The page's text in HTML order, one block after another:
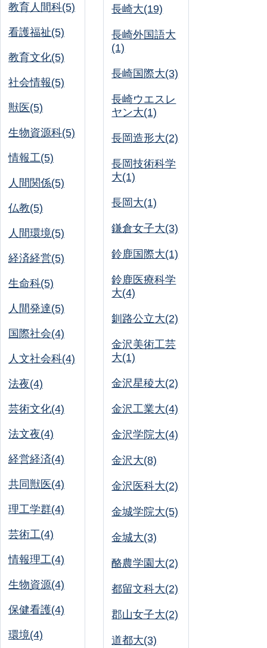
教育人間科(5)
看護福祉(5)
教育文化(5)
社会情報(5)
獣医(5)
生物資源科(5)
情報工(5)
人間関係(5)
仏教(5)
人間環境(5)
経済経営(5)
生命科(5)
人間発達(5)
国際社会(4)
人文社会科(4)
法夜(4)
芸術文化(4)
法文夜(4)
経営経済(4)
共同獣医(4)
理工学群(4)
芸術工(4)
情報理工(4)
生物資源(4)
保健看護(4)
環境(4)
長崎大(19)
長崎外国語大
(1)
長崎国際大(3)
長崎ウエスレ
ヤン大(1)
長岡造形大(2)
長岡技術科学
大(1)
長岡大(1)
鎌倉女子大(3)
鈴鹿国際大(1)
鈴鹿医療科学
大(4)
釧路公立大(2)
金沢美術工芸
大(1)
金沢星稜大(2)
金沢工業大(4)
金沢学院大(4)
金沢大(8)
金沢医科大(2)
金城学院大(5)
金城大(3)
酪農学園大(2)
都留文科大(2)
郡山女子大(2)
道都大(3)